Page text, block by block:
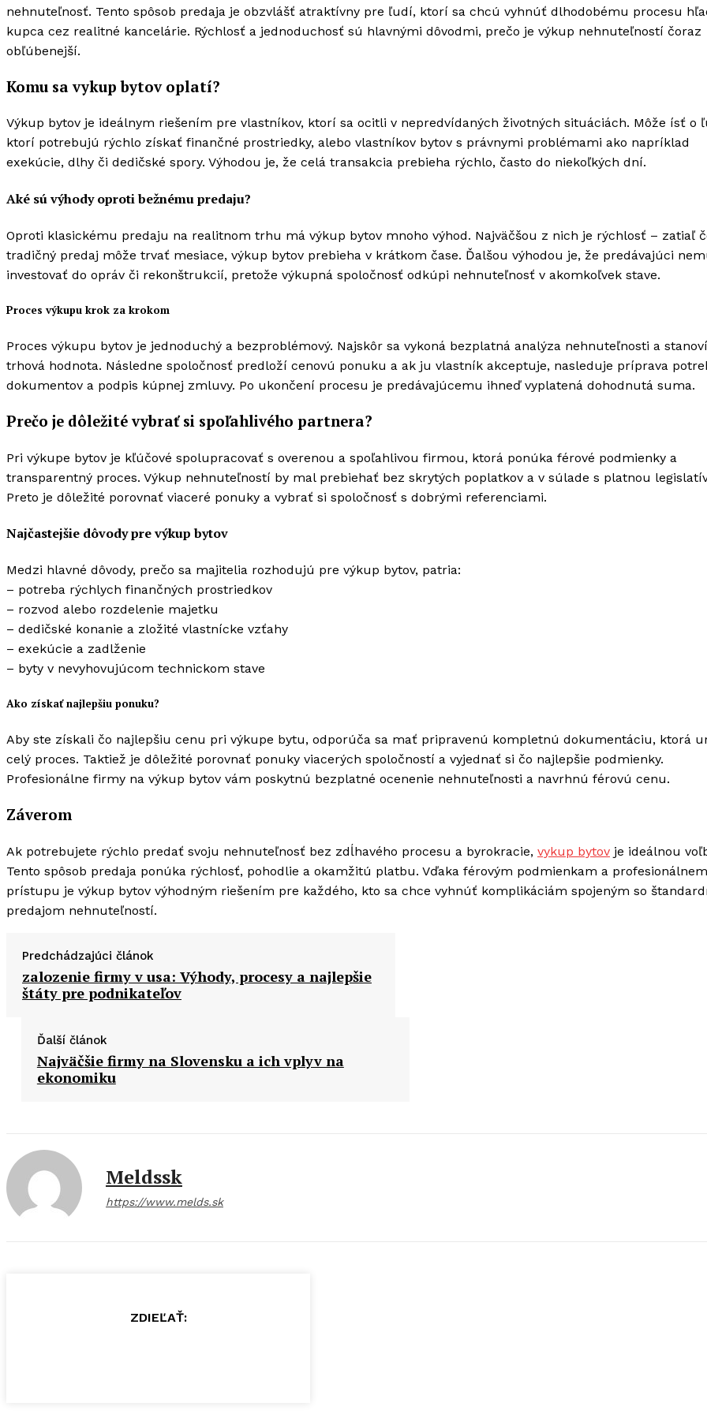
nehnuteľnosť. Tento spôsob predaja je obzvlášť atraktívny pre ľudí, ktorí sa chcú vyhnúť dlhodobému procesu
kupca cez realitné kancelárie. Rýchlosť a jednoduchosť sú hlavnými dôvodmi, prečo je výkup nehnuteľností čoraz
obľúbenejší.
Komu sa vykup bytov oplatí?
Výkup bytov je ideálnym riešením pre vlastníkov, ktorí sa ocitli v nepredvídaných životných situáciách. Môže ísť o
ktorí potrebujú rýchlo získať finančné prostriedky, alebo vlastníkov bytov s právnymi problémami ako napríklad
exekúcie, dlhy či dedičské spory. Výhodou je, že celá transakcia prebieha rýchlo, často do niekoľkých dní.
Aké sú výhody oproti bežnému predaju?
Oproti klasickému predaju na realitnom trhu má výkup bytov mnoho výhod. Najväčšou z nich je rýchlosť – zatiaľ
tradičný predaj môže trvať mesiace, výkup bytov prebieha v krátkom čase. Ďalšou výhodou je, že predávajúci
investovať do opráv či rekonštrukcií, pretože výkupná spoločnosť odkúpi nehnuteľnosť v akomkoľvek stave.
Proces výkupu krok za krokom
Proces výkupu bytov je jednoduchý a bezproblémový. Najskôr sa vykoná bezplatná analýza nehnuteľnosti a
trhová hodnota. Následne spoločnosť predloží cenovú ponuku a ak ju vlastník akceptuje, nasleduje príprava
dokumentov a podpis kúpnej zmluvy. Po ukončení procesu je predávajúcemu ihneď vyplatená dohodnutá suma.
Prečo je dôležité vybrať si spoľahlivého partnera?
Pri výkupe bytov je kľúčové spolupracovať s overenou a spoľahlivou firmou, ktorá ponúka férové podmienky a
transparentný proces. Výkup nehnuteľností by mal prebiehať bez skrytých poplatkov a v súlade s platnou
Preto je dôležité porovnať viaceré ponuky a vybrať si spoločnosť s dobrými referenciami.
Najčastejšie dôvody pre výkup bytov
Medzi hlavné dôvody, prečo sa majitelia rozhodujú pre výkup bytov, patria:
– potreba rýchlych finančných prostriedkov
– rozvod alebo rozdelenie majetku
– dedičské konanie a zložité vlastnícke vzťahy
– exekúcie a zadlženie
– byty v nevyhovujúcom technickom stave
Ako získať najlepšiu ponuku?
Aby ste získali čo najlepšiu cenu pri výkupe bytu, odporúča sa mať pripravenú kompletnú dokumentáciu, ktorá
celý proces. Taktiež je dôležité porovnať ponuky viacerých spoločností a vyjednať si čo najlepšie podmienky.
Profesionálne firmy na výkup bytov vám poskytnú bezplatné ocenenie nehnuteľnosti a navrhnú férovú cenu.
Záverom
Ak potrebujete rýchlo predať svoju nehnuteľnosť bez zdĺhavého procesu a byrokracie, vykup bytov je ideálnou
Tento spôsob predaja ponúka rýchlosť, pohodlie a okamžitú platbu. Vďaka férovým podmienkam a
prístupu je výkup bytov výhodným riešením pre každého, kto sa chce vyhnúť komplikáciám spojeným so
predajom nehnuteľností.
Predchádzajúci článok
zalozenie firmy v usa: Výhody, procesy a najlepšie
štáty pre podnikateľov
Ďalší článok
Najväčšie firmy na Slovensku a ich vplyv na
ekonomiku
Meldssk
https://www.melds.sk
ZDIEĽAŤ: